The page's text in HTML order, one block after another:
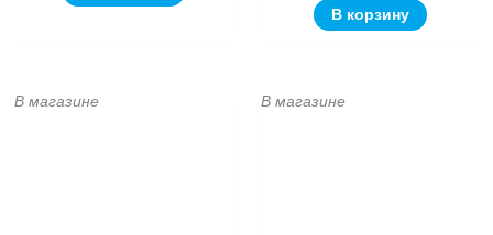
В корзину
В магазине В магазине